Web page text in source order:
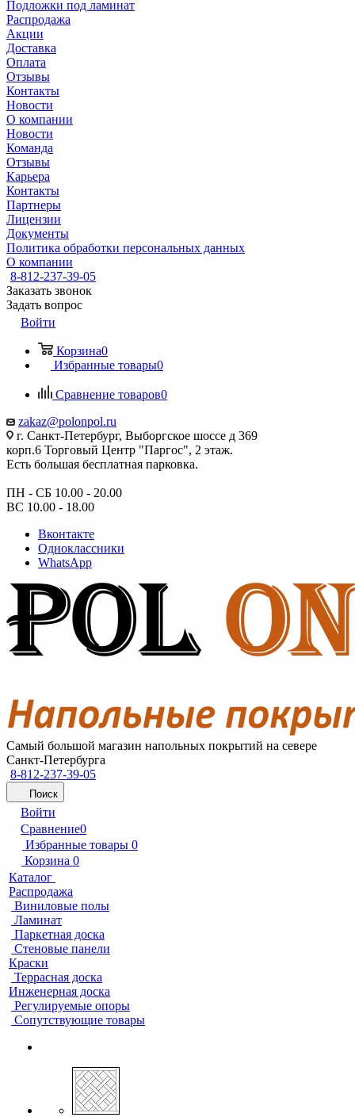
Подложки под ламинат
Распродажа
Акции
Доставка
Оплата
Отзывы
Контакты
Новости
О компании
Новости
Команда
Отзывы
Карьера
Контакты
Партнеры
Лицензии
Документы
Политика обработки персональных данных
О компании
8-812-237-39-05
Заказать звонок
Задать вопрос
Войти
Корзина0
Избранные товары0
Сравнение товаров0
zakaz@polonpol.ru
г. Санкт-Петербург, Выборгское шоссе д 369
корп.6 Торговый Центр "Паргос", 2 этаж.
Есть большая бесплатная парковка.
ПН - СБ 10.00 - 20.00
ВС 10.00 - 18.00
Вконтакте
Одноклассники
WhatsApp
Самый большой магазин напольных покрытий на севере
Санкт-Петербурга
8-812-237-39-05
Поиск
Войти
Сравнение0
Избранные товары 0
Корзина 0
Каталог
Распродажа
Виниловые полы
Ламинат
Паркетная доска
Стеновые панели
Краски
Террасная доска
Инженерная доска
Регулируемые опоры
Сопутствующие товары